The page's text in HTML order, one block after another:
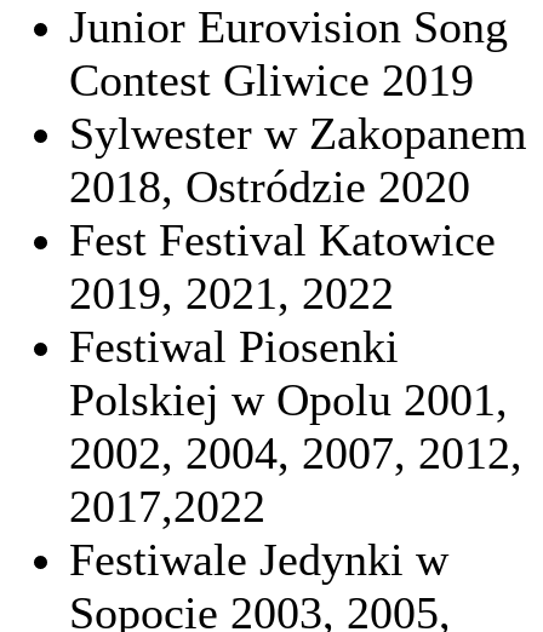
Junior Eurovision Song
Contest Gliwice 2019
Sylwester w Zakopanem
2018, Ostródzie 2020
Fest Festival Katowice
2019, 2021, 2022
Festiwal Piosenki
Polskiej w Opolu 2001,
2002, 2004, 2007, 2012,
2017,2022
Festiwale Jedynki w
Sopocie 2003, 2005,